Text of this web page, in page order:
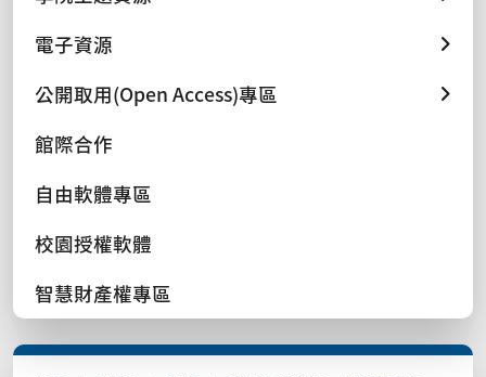
電子資源
公開取用(Open Access)專區
館際合作
自由軟體專區
校園授權軟體
智慧財產權專區